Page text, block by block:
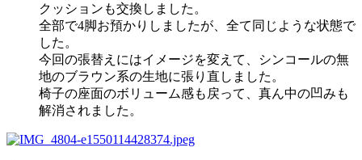
クッションも交換しました。
全部で4脚お預かりしましたが、全て同じような状態で
した。
今回の張替えにはイメージを変えて、シンコールの無
地のブラウン系の生地に張り直しました。
椅子の座面のボリューム感も戻って、真ん中の凹みも
解消されました。